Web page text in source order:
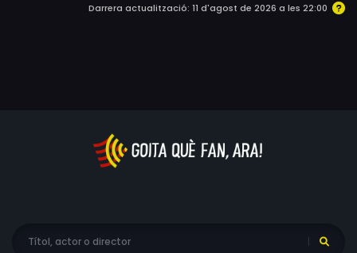
Darrera actualització: 11 d'agost de 2026 a les 22:00